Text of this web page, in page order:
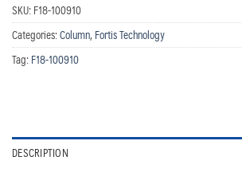
SKU:F18-100910
Categories:Column, Fortis Technology
Tag:F18-100910
DESCRIPTION